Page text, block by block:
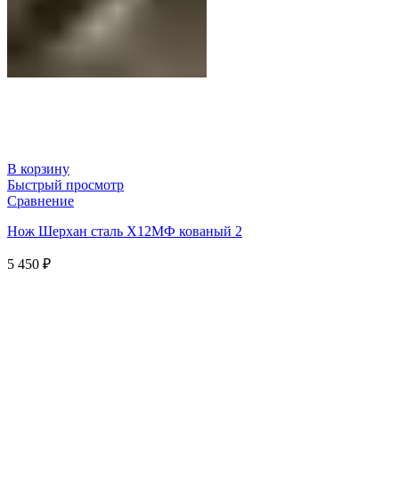
В корзину
Быстрый просмотр
Сравнение
Нож Шерхан сталь Х12МФ кованый 2
5 450 ₽